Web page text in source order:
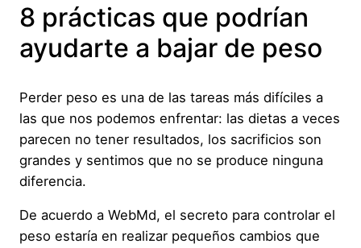
8 prácticas que podrían
ayudarte a bajar de peso
Perder peso es una de las tareas más difíciles a
las que nos podemos enfrentar: las dietas a veces
parecen no tener resultados, los sacrificios son
grandes y sentimos que no se produce ninguna
diferencia.
De acuerdo a WebMd, el secreto para controlar el
peso estaría en realizar pequeños cambios que